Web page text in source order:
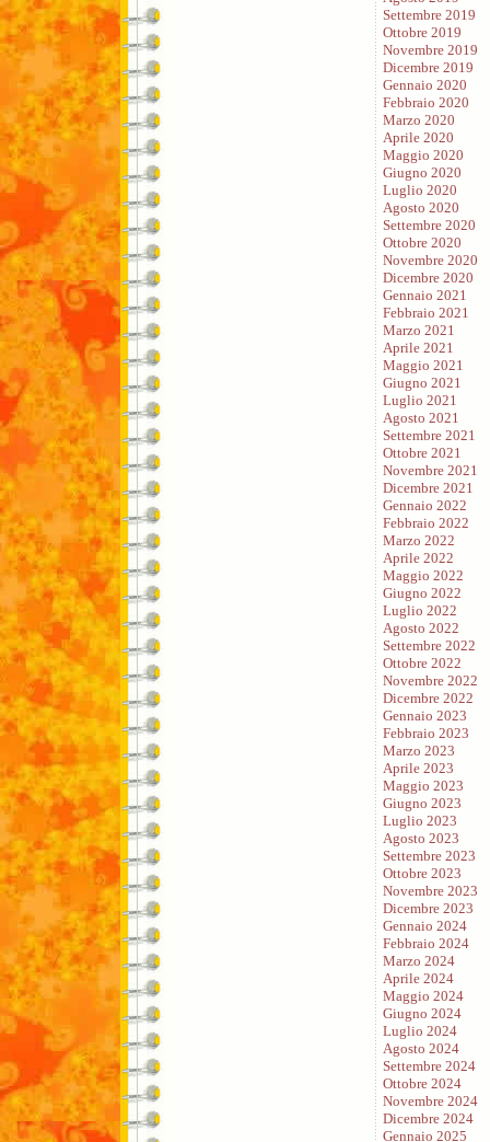
Settembre 2019
Ottobre 2019
Novembre 2019
Dicembre 2019
Gennaio 2020
Febbraio 2020
Marzo 2020
Aprile 2020
Maggio 2020
Giugno 2020
Luglio 2020
Agosto 2020
Settembre 2020
Ottobre 2020
Novembre 2020
Dicembre 2020
Gennaio 2021
Febbraio 2021
Marzo 2021
Aprile 2021
Maggio 2021
Giugno 2021
Luglio 2021
Agosto 2021
Settembre 2021
Ottobre 2021
Novembre 2021
Dicembre 2021
Gennaio 2022
Febbraio 2022
Marzo 2022
Aprile 2022
Maggio 2022
Giugno 2022
Luglio 2022
Agosto 2022
Settembre 2022
Ottobre 2022
Novembre 2022
Dicembre 2022
Gennaio 2023
Febbraio 2023
Marzo 2023
Aprile 2023
Maggio 2023
Giugno 2023
Luglio 2023
Agosto 2023
Settembre 2023
Ottobre 2023
Novembre 2023
Dicembre 2023
Gennaio 2024
Febbraio 2024
Marzo 2024
Aprile 2024
Maggio 2024
Giugno 2024
Luglio 2024
Agosto 2024
Settembre 2024
Ottobre 2024
Novembre 2024
Dicembre 2024
Gennaio 2025